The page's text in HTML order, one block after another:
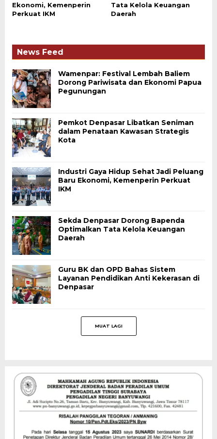
Ekonomi, Kemenperin
Perkuat IKM
Tata Kelola Keuangan
Daerah
News Feed
Wamenpar: Festival Lembah Baliem
Dorong Pariwisata dan Ekonomi Papua
Pegunungan
Pemkot Denpasar Libatkan Seniman
dalam Penataan Kawasan Strategis
Kota
Industri Gaya Hidup Sehat Jadi Peluang
Baru Ekonomi, Kemenperin Perkuat
IKM
Sekda Denpasar Dorong Bapenda
Optimalkan Tata Kelola Keuangan
Daerah
Guru BK dan OPD Bahas Sistem
Layanan Pendidikan Anti Kekerasan di
Denpasar